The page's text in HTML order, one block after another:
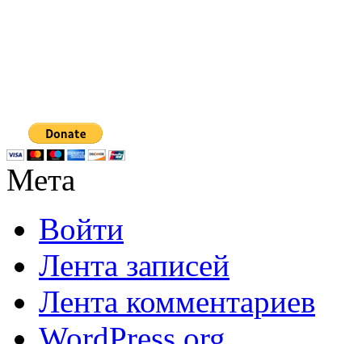
Мета
Войти
Лента записей
Лента комментариев